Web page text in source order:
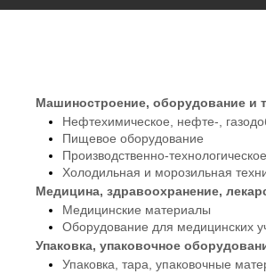
Машиностроение, оборудование и
Нефтехимическое, нефте-,
Пищевое оборудование
Производственно-
Холодильная и морозильная
Медицина, здравоохранение,
Медицинские материалы
Оборудование для медицинских
Упаковка, упаковочное
Упаковка, тара, упаковочные